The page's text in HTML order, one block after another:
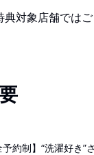
対象店舗ではご
予約制】“洗濯好き